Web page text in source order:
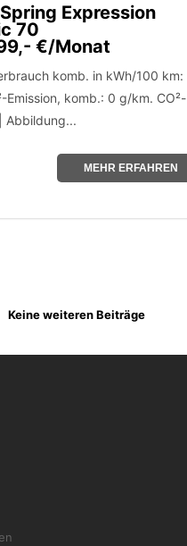
Expression
70
€/Monat
komb. in kWh/100 km:
Emission, komb.: 0 g/km. CO²-
Abbildung...
MEHR ERFAHREN
Keine weiteren Beiträge